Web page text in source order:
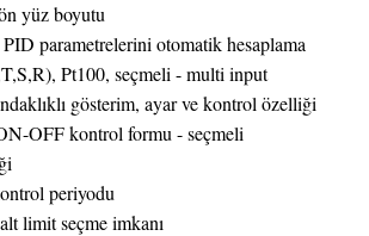
yüz boyutu
parametrelerini otomatik hesaplama
Pt100, seçmeli - multi input
gösterim, ayar ve kontrol özelliği
OFF kontrol formu - seçmeli
periyodu
limit seçme imkanı